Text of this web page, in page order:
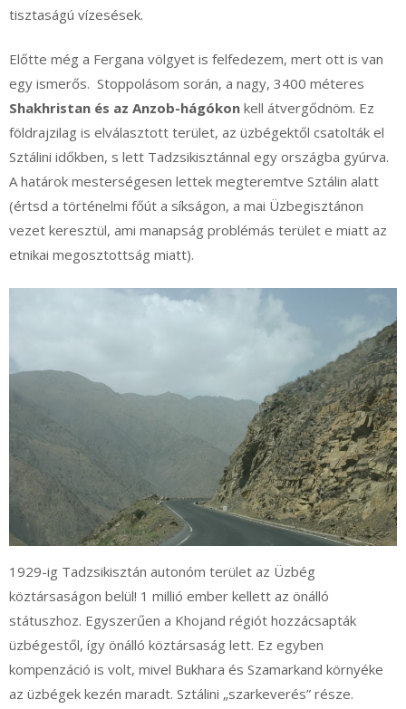
tisztaságú vízesések.
Előtte még a Fergana völgyet is felfedezem, mert ott is van
egy ismerős. Stoppolásom során, a nagy, 3400 méteres
Shakhristan és az Anzob-hágókon kell átvergődnöm. Ez
földrajzilag is elválasztott terület, az üzbégektől csatolták el
Sztálini időkben, s lett Tadzsikisztánnal egy országba gyúrva.
A határok mesterségesen lettek megteremtve Sztálin alatt
(értsd a történelmi főút a síkságon, a mai Üzbegisztánon
vezet keresztül, ami manapság problémás terület e miatt az
etnikai megosztottság miatt).
1929-ig Tadzsikisztán autonóm terület az Üzbég
köztársaságon belül! 1 millió ember kellett az önálló
státuszhoz. Egyszerűen a Khojand régiót hozzácsapták
üzbégestől, így önálló köztársaság lett. Ez egyben
kompenzáció is volt, mivel Bukhara és Szamarkand környéke
az üzbégek kezén maradt. Sztálini „szarkeverés” része.